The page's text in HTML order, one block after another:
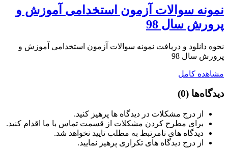
نمونه سوالات آزمون استخدامی آموزش و
پرورش سال 98
نحوه دانلود و دریافت نمونه سوالات آزمون استخدامی آموزش و
پرورش سال 98
مشاهده کامل
دیدگاه‌ها (0)
از درج مشکلات در دیدگاه ها پرهیز کنید.
برای مطرح کردن مشکلات از قسمت تماس با ما اقدام کنید.
دیدگاه های نامرتبط به مطلب تایید نخواهد شد.
از درج دیدگاه های تکراری پرهیز نمایید.